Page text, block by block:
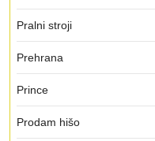
Pralni stroji
Prehrana
Prince
Prodam hišo